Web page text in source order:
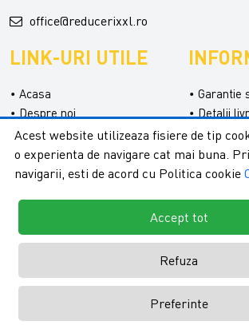
office@reducerixxl.ro
LINK-URI UTILE
Acasa
Despre noi
Categorii
Contact
Formular retur
Garantie
Detalii
Termeni
Copyright © 2026 - ReduceriXXL |
magazine online by ITeXclusiv.ro
Acest website utilizeaza fisiere de tip
o experienta de navigare cat mai buna.
navigarii, esti de acord cu Politica cookie
Accept tot
Refuza
Preferinte